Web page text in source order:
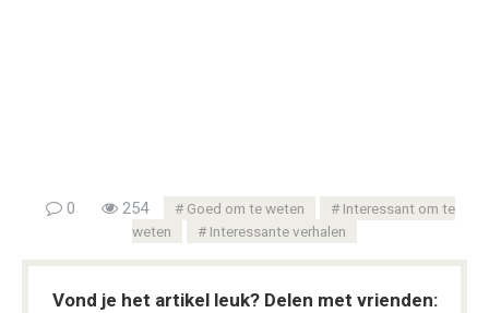
0 254 Goed om te weten
Interessant om te
weten
Interessante verhalen
Vond je het artikel leuk? Delen met vrienden: